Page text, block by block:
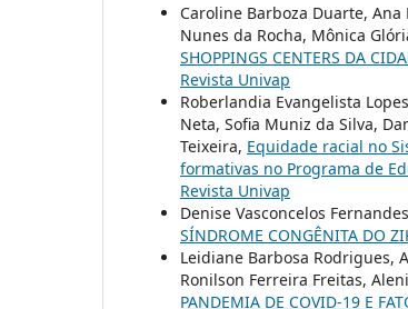
Caroline Barboza Duarte,
Nunes da Rocha, Mônica
SHOPPINGS CENTERS DA
Revista Univap
Roberlandia Evangelista
Neta, Sofia Muniz da Silva,
Teixeira, Equidade racial no
formativas no Programa de
Revista Univap
Denise Vasconcelos
SÍNDROME CONGÊNITA DO
Leidiane Barbosa Rodrigues,
Ronilson Ferreira Freitas,
PANDEMIA DE COVID-19 E